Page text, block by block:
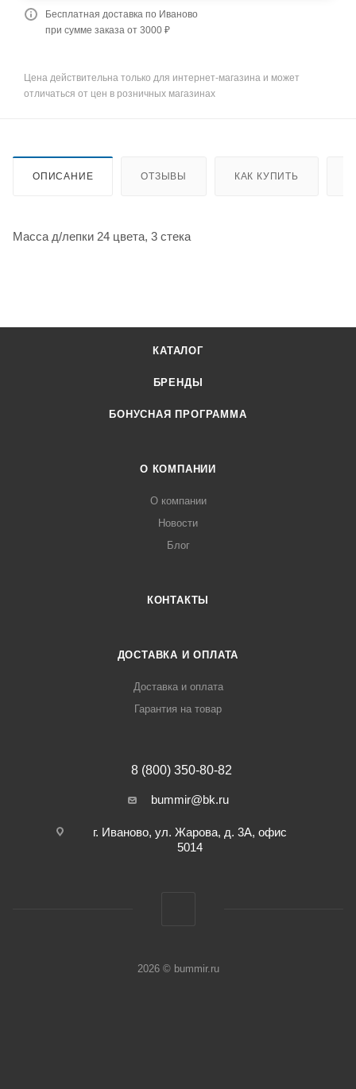
Бесплатная доставка по Иваново
при сумме заказа от 3000 ₽
Цена действительна только для интернет-магазина и может
отличаться от цен в розничных магазинах
ОПИСАНИЕ ОТЗЫВЫ КАК КУПИТЬ
Масса д/лепки 24 цвета, 3 стека
КАТАЛОГ
БРЕНДЫ
БОНУСНАЯ ПРОГРАММА
О КОМПАНИИ
О компании
Новости
Блог
КОНТАКТЫ
ДОСТАВКА И ОПЛАТА
Доставка и оплата
Гарантия на товар
8 (800) 350-80-82
bummir@bk.ru
г. Иваново, ул. Жарова, д. 3А, офис
5014
2026 © bummir.ru